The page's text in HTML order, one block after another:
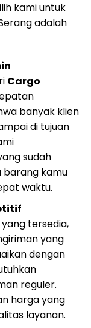
kami untuk
adalah
Cargo
banyak klien
di tujuan
sudah
barang kamu
waktu.
tersedia,
yang
dengan
reguler.
harga yang
layanan.